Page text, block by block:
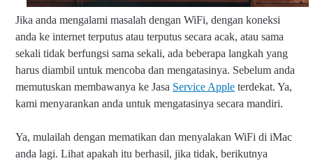
Jika anda mengalami masalah dengan WiFi, dengan koneksi
anda ke internet terputus atau terputus secara acak, atau sama
sekali tidak berfungsi sama sekali, ada beberapa langkah yang
harus diambil untuk mencoba dan mengatasinya. Sebelum anda
memutuskan membawanya ke Jasa Service Apple terdekat. Ya,
kami menyarankan anda untuk mengatasinya secara mandiri.
Ya, mulailah dengan mematikan dan menyalakan WiFi di iMac
anda lagi. Lihat apakah itu berhasil, jika tidak, berikutnya